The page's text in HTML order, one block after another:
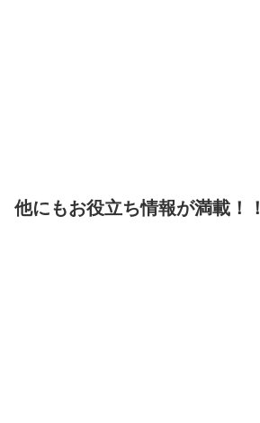
他にもお役立ち情報が満載！！